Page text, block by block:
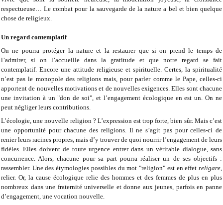
respectueuse… Le combatpour la sauvegarde de la nature a bel et bien quelque
chose de religieux.
Un regard contemplatif
On ne pourra protéger la nature et la restaurer que si on prend le temps de
l’admirer, si on l’accueille dans la gratitude et que notre regard se fait
contemplatif. Encore une attitude religieuse et spirituelle. Certes, la spiritualité
n’est pas le monopole des religions mais, pour parler comme le Pape, celles-ci
apportent de nouvelles motivations et de nouvelles exigences.Elles sont chacune
une invitation à un "don de soi", et l’engagement écologique en est un. On ne
peut négliger leurs contributions.
L’écologie, une nouvelle religion ? L’expression est trop forte, bien sûr. Mais c’est
une opportunité pour chacune des religions. Il ne s’agit pas pour celles-ci de
renier leurs racines propres, mais d’y trouver de quoi nourrirl’engagement de leurs
fidèles. Elles doivent de toute urgence entrer dans unvéritable dialogue, sans
concurrence. Alors, chacune pour sa part pourraréaliser un de ses objectifs :
rassembler. Une des étymologies possibles dumot "religion" est en effetreligare
relier. Or, la cause écologique relie des hommes et des femmes de plus en plus
nombreux dans une fraternitéuniverselle et donne aux jeunes, parfois en panne
d’engagement, une vocation nouvelle.